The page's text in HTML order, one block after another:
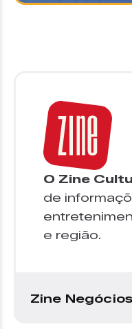
O Zine
de
e região.
Zine Negócios